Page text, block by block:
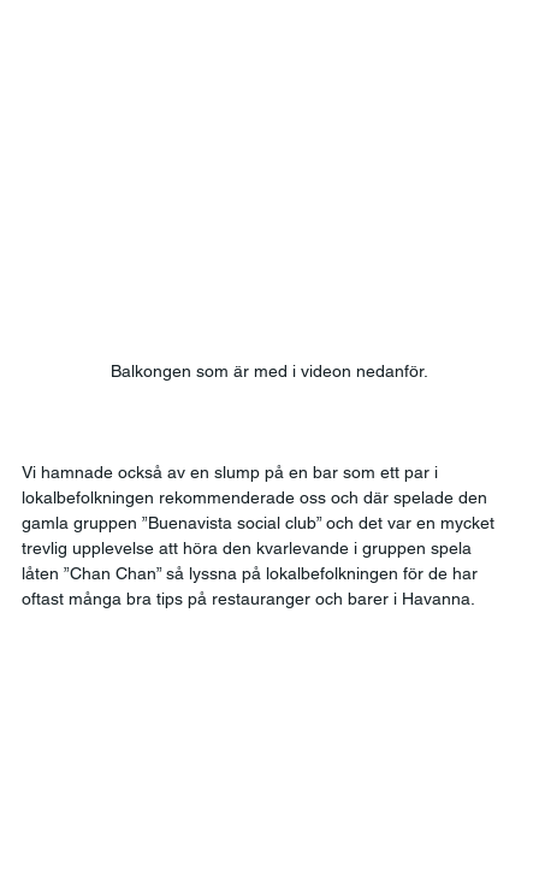
Balkongen som är med i videon nedanför.
Vi hamnade också av en slump på en bar som ett par i
lokalbefolkningen rekommenderade oss och där spelade den
gamla gruppen ”Buenavista social club” och det var en mycket
trevlig upplevelse att höra den kvarlevande i gruppen spela
låten ”Chan Chan” så lyssna på lokalbefolkningen för de har
oftast många bra tips på restauranger och barer i Havanna.